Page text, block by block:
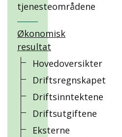
tjenesteområdene
Økonomisk
resultat
Hovedoversikter
Driftsregnskapet
Driftsinntektene
Driftsutgiftene
Eksterne